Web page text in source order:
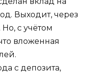
Выходит, через
с учётом
вложенная
с депозита,